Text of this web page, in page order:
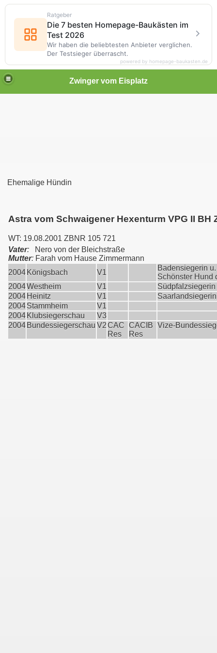
Zwinger vom Eisplatz
Ehemalige Hündin
Astra vom Schwaigener Hexenturm VPG II BH
WT: 19.08.2001 ZBNR 105 721
Vater: Nero von der Bleichstraße
Mutter: Farah vom Hause Zimmermann
2004 Königsbach V1
Badensiegerin u.
Schönster Hund
2004Westheim V1
Südpfalzsiegerin
2004 Heinitz V1
Saarlandsiegerin
2004Stammheim
V1
2004 Klubsiegerschau
V3
2004 Bundessiegerschau V2CAC
Res
CACIB
Res
Vize-
Ratgeber
Die 7 besten Homepage-Baukästen im
Test 2026
Wir haben die beliebtesten Anbieter verglichen.
Der Testsieger überrascht.
powered by homepage-baukasten.de